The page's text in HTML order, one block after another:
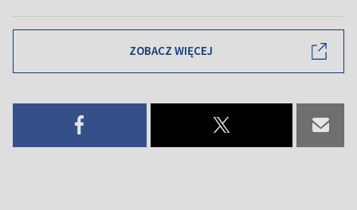
ZOBACZ WIĘCEJ